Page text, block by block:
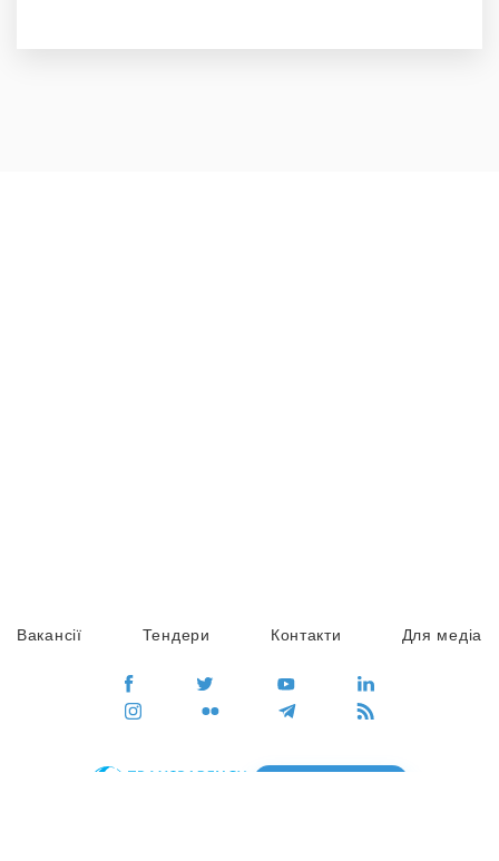
Вакансії Тендери Контакти Для медіа